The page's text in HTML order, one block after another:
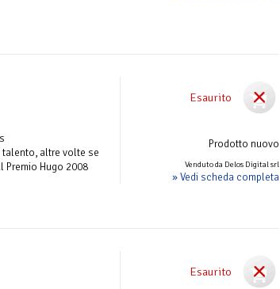
Esaurito
Prodotto nuovo
Venduto da Delos Digital srl
» Vedi scheda completa
talento, altre volte se
Premio Hugo 2008
Esaurito